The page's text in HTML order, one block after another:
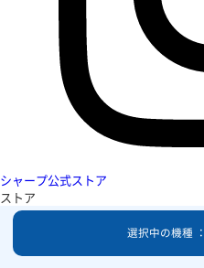
シャープ公式ストア
ストア
選択中の機種 ：